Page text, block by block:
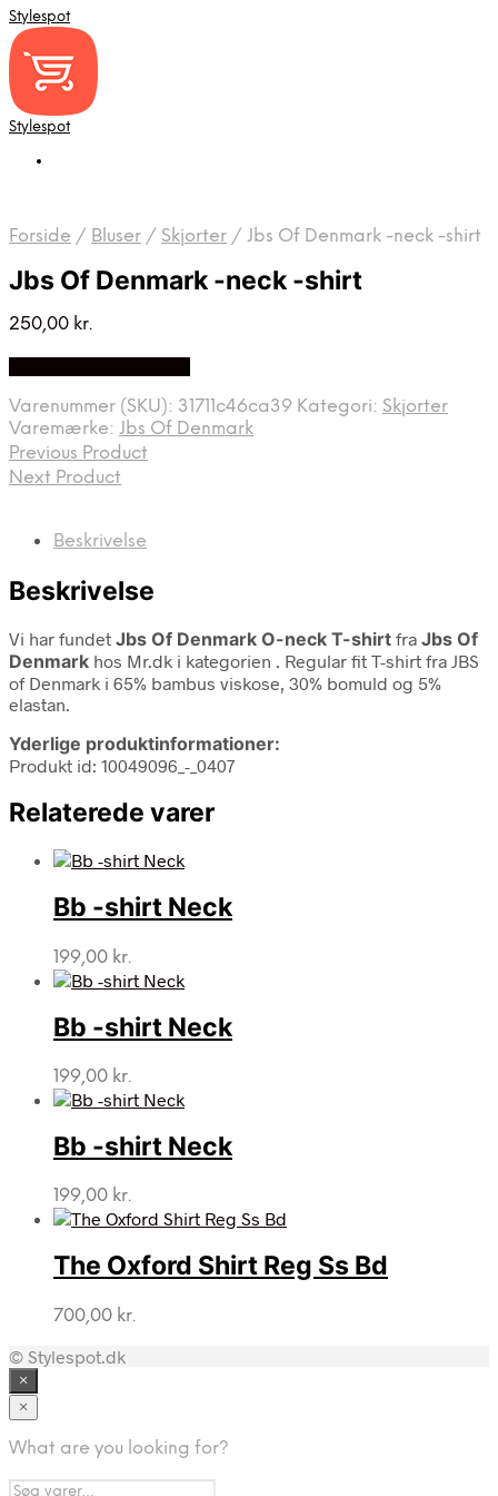
Stylespot
Stylespot
Forside / Bluser / Skjorter / Jbs Of Denmark -neck -shirt
Jbs Of Denmark -neck -shirt
250,00 kr.
Varenummer (SKU): 31711c46ca39 Kategori: Skjorter
Varemærke: Jbs Of Denmark
Previous Product
Next Product
Beskrivelse
Beskrivelse
Vi har fundet Jbs Of Denmark O-neck T-shirt fra Jbs Of
Denmark hos Mr.dk i kategorien . Regular fit T-shirt fra JBS
of Denmark i 65% bambus viskose, 30% bomuld og 5%
elastan.
Yderlige produktinformationer:
Produkt id: 10049096_-_0407
Relaterede varer
Bb -shirt Neck
199,00 kr.
Bb -shirt Neck
199,00 kr.
Bb -shirt Neck
199,00 kr.
The Oxford Shirt Reg Ss Bd
700,00 kr.
© Stylespot.dk
×
×
What are you looking for?